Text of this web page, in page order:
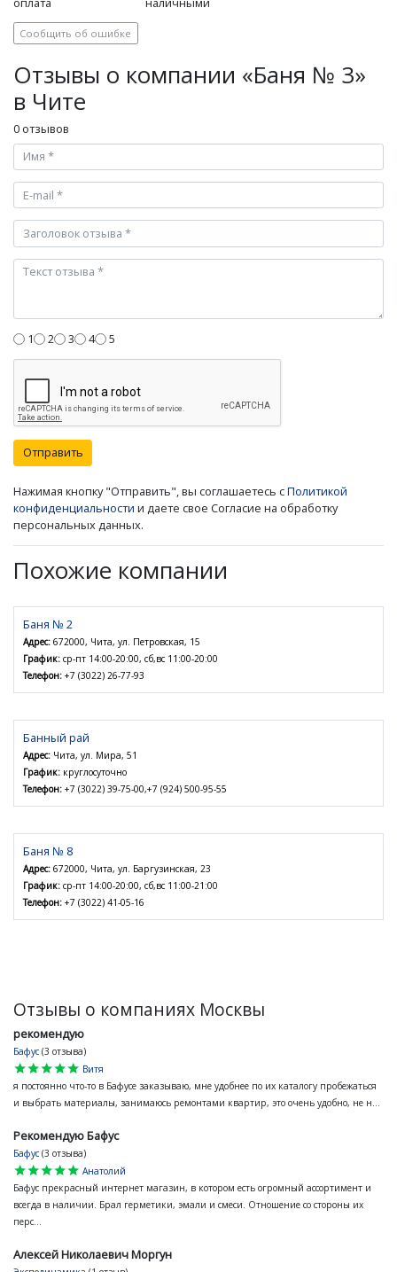
Сообщить об ошибке
Отзывы о компании «Баня № 3»
в Чите
0 отзывов
1 2 3 4 5
Отправить
Нажимая кнопку "Отправить", вы соглашаетесь сПолитикой
конфиденциальности и даете свое Согласие на обработку
персональных данных.
Похожие компании
Баня № 2
Адрес: 672000, Чита, ул. Петровская, 15
График: ср-пт 14:00-20:00, сб,вс 11:00-20:00
Телефон: +7 (3022) 26-77-93
Банный рай
Адрес: Чита, ул. Мира, 51
График: круглосуточно
Телефон: +7 (3022) 39-75-00,+7 (924) 500-95-55
Баня № 8
Адрес: 672000, Чита, ул. Баргузинская, 23
График: ср-пт 14:00-20:00, сб,вс 11:00-21:00
Телефон: +7 (3022) 41-05-16
Отзывы о компаниях Москвы
рекомендую
Бафус (3 отзыва)
star
star
star
star
star
Витя
я постоянно что-то в Бафусе заказываю, мне удобнее по их каталогу пробежаться
и выбрать материалы, занимаюсь ремонтами квартир, это очень удобно, не н...
Рекомендую Бафус
Бафус (3 отзыва)
star
star
star
star
star
Анатолий
Бафус прекрасный интернет магазин, в котором есть огромный ассортимент и
всегда в наличии. Брал герметики, эмали и смеси. Отношение со стороны их
перс...
Алексей Николаевич Моргун